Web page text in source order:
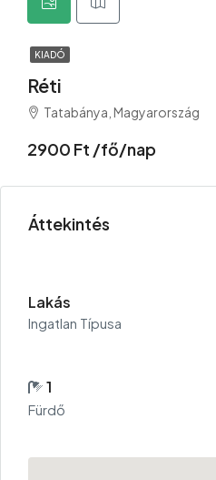
KIADÓ
Réti
Tatabánya, Magyarország
2900 Ft /fő/nap
Áttekintés
Lakás
Ingatlan Típusa
1
Fürdő